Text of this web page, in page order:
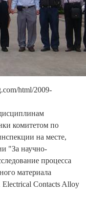
html/2009-
комитетом по
на месте,
"За научно-
процесса
материала
Electrical Contacts Alloy